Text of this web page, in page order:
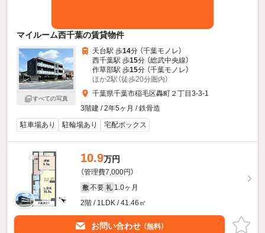
マイルーム西千葉の賃貸物件
すべての写真
天台駅 歩14分 （千葉モノレ）
西千葉駅 歩15分 （総武中央線）
作草部駅 歩15分 （千葉モノレ）
ほか2駅（徒歩20分圏内）
千葉県千葉市稲毛区轟町２丁目3-3-1
3階建 / 2年5ヶ月 / 鉄骨造
駐車場あり
駐輪場あり 宅配ボックス
10.9万円
（管理費7,000円）
敷 不要 礼 1.0ヶ月
2階 / 1LDK / 41.46㎡
お問い合わせ （無料）